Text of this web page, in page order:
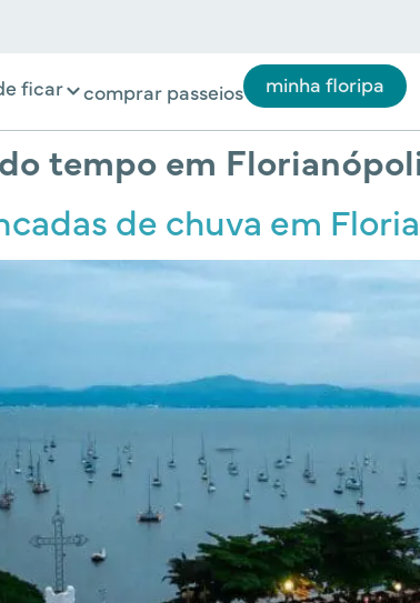
ficar comprar passeios minha floripa
tempo em
de chuva em